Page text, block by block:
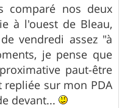
comparé nos deux
à l'ouest de Bleau,
vendredi assez "à
je pense que
paut-être
sur mon PDA
devant...